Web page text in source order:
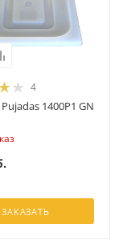
4
1400P1 GN
ЗАКАЗАТЬ